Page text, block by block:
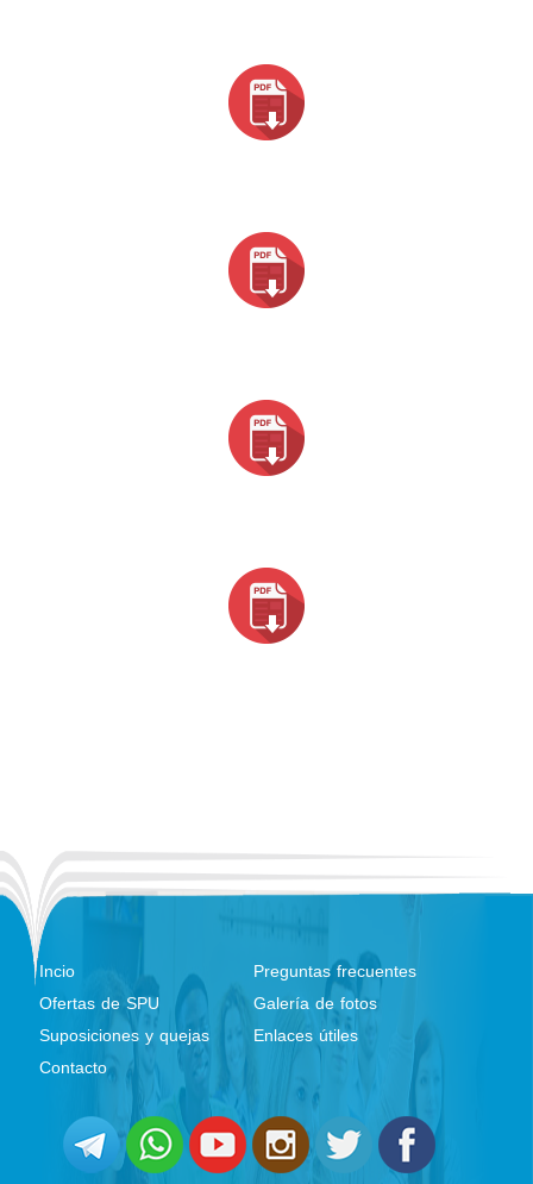
Incio
Preguntas frecuentes
Ofertas de SPU
Galería de fotos
Suposiciones y quejas
Enlaces útiles
Contacto